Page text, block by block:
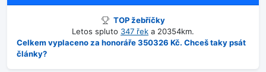
TOP žebříčky
Letos spluto 347 řek a 20354km.
Celkem vyplaceno za honoráře 350326 Kč. Chceš taky psát
články?